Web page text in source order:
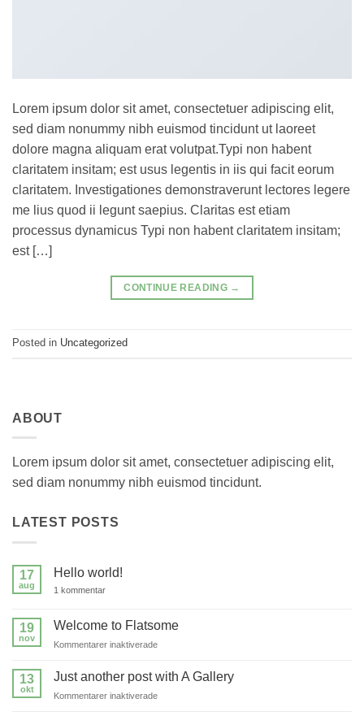
Lorem ipsum dolor sit amet, consectetuer adipiscing elit,
sed diam nonummy nibh euismod tincidunt ut laoreet
dolore magna aliquam erat volutpat.Typi non habent
claritatem insitam; est usus legentis in iis qui facit eorum
claritatem. Investigationes demonstraverunt lectores legere
me lius quod ii legunt saepius. Claritas est etiam
processus dynamicus Typi non habent claritatem insitam;
est […]
CONTINUE READING →
Posted in Uncategorized
ABOUT
Lorem ipsum dolor sit amet, consectetuer adipiscing elit,
sed diam nonummy nibh euismod tincidunt.
LATEST POSTS
17
aug
Hello world!
1 kommentartill
19
nov
Welcome to Flatsome
Kommentarer inaktiveradeför
13
okt
Just another post with A Gallery
Kommentarer inaktiveradeför